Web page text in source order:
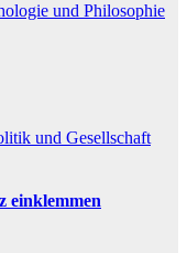
und Philosophie
und Gesellschaft
einklemmen